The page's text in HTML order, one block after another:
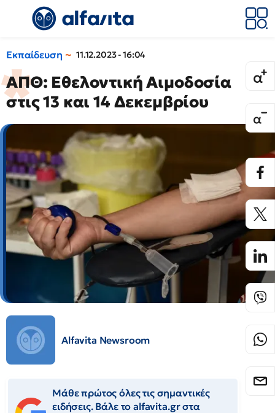
Εκπαίδευση 11.12.2023 - 16:04
ΑΠΘ: Εθελοντική Αιμοδοσία
στις 13 και 14 Δεκεμβρίου
Alfavita Newsroom
Μάθε πρώτος όλες τις σημαντικές
ειδήσεις. Βάλε το alfavita.gr στα